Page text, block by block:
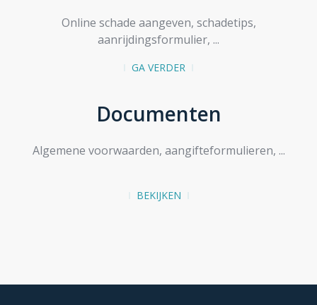
Online schade aangeven, schadetips,
aanrijdingsformulier, ...
GA VERDER
Documenten
Algemene voorwaarden, aangifteformulieren, ...
BEKIJKEN